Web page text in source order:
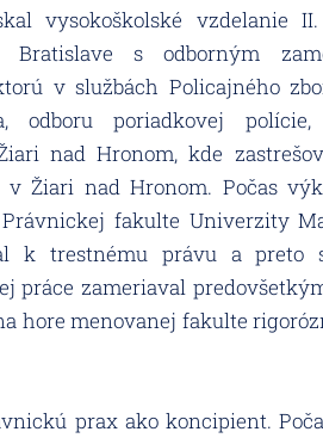
vysokoškolské vzdelanie
Bratislave s odborným
v službách Policajného
odboru poriadkovej polície,
nad Hronom, kde
v Žiari nad Hronom. Počas
fakulte Univerzity
k trestnému právu a preto
práce zameriaval
horemenovanej fakulte
prax ako koncipient.